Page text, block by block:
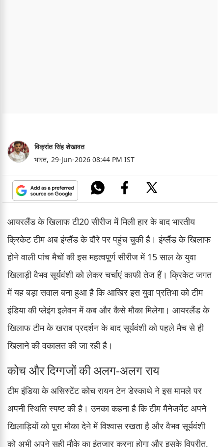
विक्रांत सिंह शेखावत
भारत, 29-Jun-2026 08:44 PM IST
आयरलैंड के खिलाफ टी20 सीरीज में मिली हार के बाद भारतीय
क्रिकेट टीम अब इंग्लैंड के दौरे पर पहुंच चुकी है। इंग्लैंड के खिलाफ
होने वाली पांच मैचों की इस महत्वपूर्ण सीरीज में 15 साल के युवा
खिलाड़ी वैभव सूर्यवंशी को लेकर चर्चाएं काफी तेज हैं। क्रिकेट जगत
में यह बड़ा सवाल बना हुआ है कि आखिर इस युवा प्रतिभा को टीम
इंडिया की प्लेइंग इलेवन में कब और कैसे मौका मिलेगा। आयरलैंड के
खिलाफ टीम के खराब प्रदर्शन के बाद सूर्यवंशी को पहले मैच से ही
खिलाने की वकालत की जा रही है।
कोच और दिग्गजों की अलग-अलग राय
टीम इंडिया के असिस्टेंट कोच रायन टेन डेस्काथे ने इस मामले पर
अपनी स्थिति स्पष्ट की है। उनका कहना है कि टीम मैनेजमेंट अपने
खिलाड़ियों को पूरा मौका देने में विश्वास रखता है और वैभव सूर्यवंशी
को अभी अपने सही मौके का इंतजार करना होगा और इसके विपरीत,